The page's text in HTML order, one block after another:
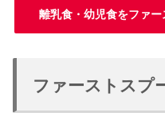
離乳食・幼児食をファ
ファーストスプ